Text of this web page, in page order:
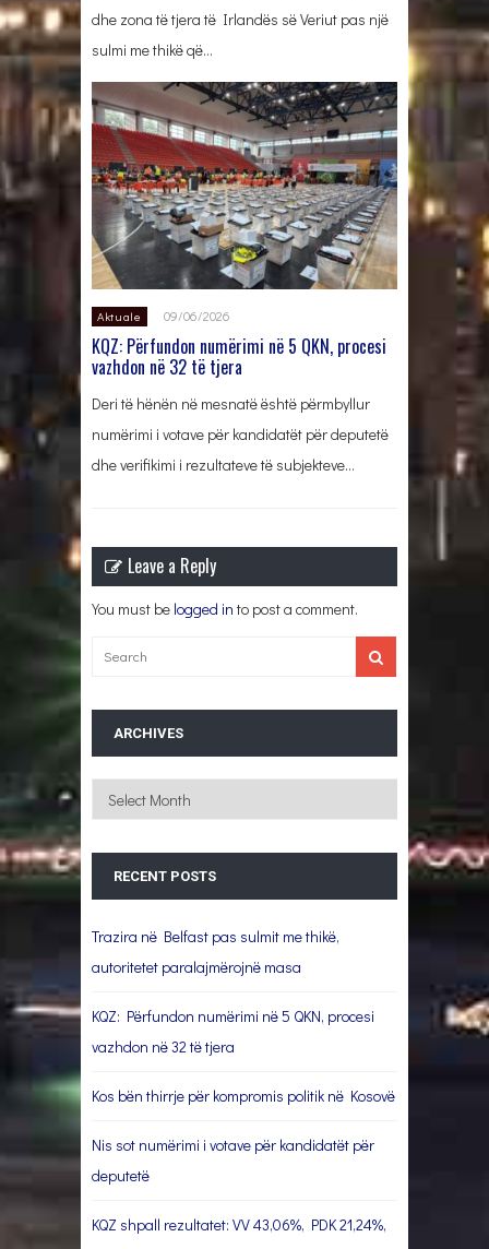
dhe zona të tjera të Irlandës së Veriut pas një
sulmi me thikë që…
Aktuale 09/06/2026
KQZ: Përfundon numërimi në 5 QKN, procesi
vazhdon në 32 të tjera
Deri të hënën në mesnatë është përmbyllur
numërimi i votave për kandidatët për deputetë
dhe verifikimi i rezultateve të subjekteve…
Leave a Reply
You must be logged in to post a comment.
ARCHIVES
Archives
RECENT POSTS
Trazira në Belfast pas sulmit me thikë,
autoritetet paralajmërojnë masa
KQZ: Përfundon numërimi në 5 QKN, procesi
vazhdon në 32 të tjera
Kos bën thirrje për kompromis politik në Kosovë
Nis sot numërimi i votave për kandidatët për
deputetë
KQZ shpall rezultatet: VV 43,06%, PDK 21,24%,